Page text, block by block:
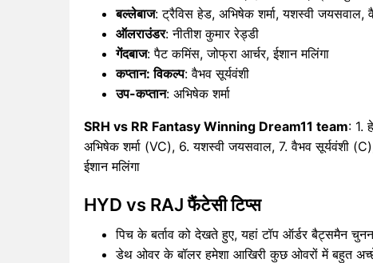
बल्लेबाज: ट्रैविस हेड, अभिषेक शर्मा, यशस्वी जयसवाल,
ऑलराउंडर: नीतीश कुमार रेड्डी
गेंदबाज: पैट कमिंस, जोफ्रा आर्चर, ईशान मलिंगा
कप्तान: विकल्प: वैभव सूर्यवंशी
उप-कप्तान: अभिषेक शर्मा
SRH vs RR Fantasy Winning Dream11 team: 1.
अभिषेक शर्मा (VC), 6. यशस्वी जयसवाल, 7. वैभव सूर्यवंशी
ईशान मलिंगा
HYD vs RAJ फैंटेसी टिप्स
पिच के बर्ताव को देखते हुए, यहां टॉप ऑर्डर बैट्समैन
डेथ ओवर के बॉलर हमेशा आखिरी कुछ ओवरों में बहुत